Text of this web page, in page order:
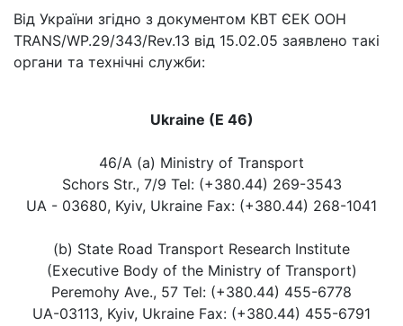
Від України згідно з документом КВТ ЄЕК ООН
TRANS/WP.29/343/Rev.13 від 15.02.05 заявлено такі
органи та технічні служби:
Ukraine (E 46)
46/A (a) Ministry of Transport
Schors Str., 7/9 Tel: (+380.44) 269-3543
UA - 03680, Kyiv, Ukraine Fax: (+380.44) 268-1041
(b) State Road Transport Research Institute
(Executive Body of the Ministry of Transport)
Peremohy Ave., 57 Tel: (+380.44) 455-6778
UA-03113, Kyiv, Ukraine Fax: (+380.44) 455-6791